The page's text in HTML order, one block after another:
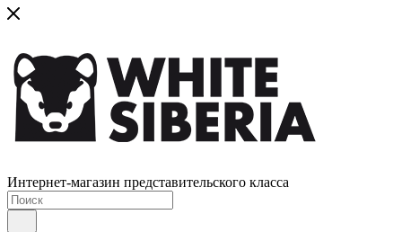
Интернет-магазин представительского класса